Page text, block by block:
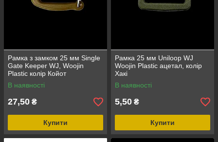
Рамка з замком 25 мм Single
Gate Keeper WJ, Woojin
Plastic колір Койот
В наявності
27,50 ₴
Купити
Рамка 25 мм Uniloop WJ
Woojin Plastic ацетал, колір
Хакі
В наявності
5,50 ₴
Купити